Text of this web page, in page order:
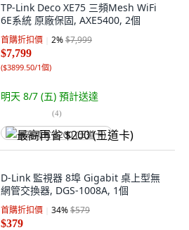
TP-Link Deco XE75 三頻Mesh WiFi
6E系統 原廠保固, AXE5400, 2個
首購折扣價 2%$7,999
$7,799
($3899.50/1個)
明天 8/7 (五) 預計送達
(4)
最高再省 $200 (王道卡)
D-Link 監視器 8埠 Gigabit 桌上型無
網管交換器, DGS-1008A, 1個
首購折扣價 34%$579
$379